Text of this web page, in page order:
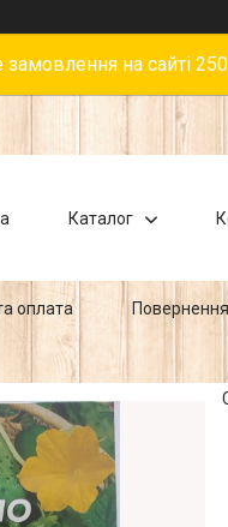
замовлення на сайті
Каталог
оплата